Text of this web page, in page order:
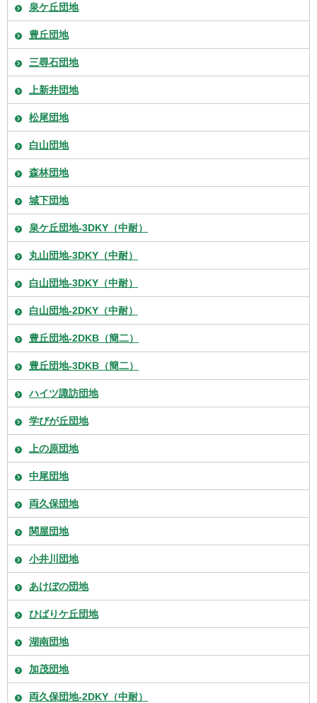
泉ケ丘団地
豊丘団地
三尋石団地
上新井団地
松尾団地
白山団地
森林団地
城下団地
泉ケ丘団地-3DKY（中耐）
丸山団地-3DKY（中耐）
白山団地-3DKY（中耐）
白山団地-2DKY（中耐）
豊丘団地-2DKB（簡二）
豊丘団地-3DKB（簡二）
ハイツ諏訪団地
学びが丘団地
上の原団地
中尾団地
両久保団地
関屋団地
小井川団地
あけぼの団地
ひばりケ丘団地
湖南団地
加茂団地
両久保団地-2DKY（中耐）